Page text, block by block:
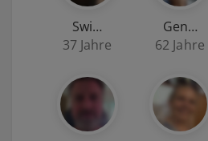
Swi…
37 Jahre
Gen…
62 Jahre